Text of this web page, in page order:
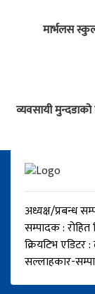
मार्भलस
व्यवसायी
अध्यक्ष/प्रबन्ध
सम्पादक : रोहित
क्रियटिभ एडिटर
सल्लाहकार-